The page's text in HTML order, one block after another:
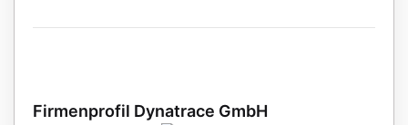
Firmenprofil Dynatrace GmbH